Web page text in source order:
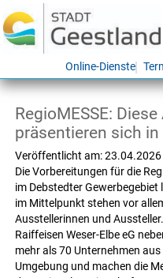
Online-Dienste
RegioMESSE:
präsentieren sich
Veröffentlicht am:23.04.2026
Die Vorbereitungen für die
im Debstedter
im Mittelpunkt stehen vor
Ausstellerinnen und
Raiffeisen Weser-Elbe eG
mehr als 70 Unternehmen
Umgebung und machen die